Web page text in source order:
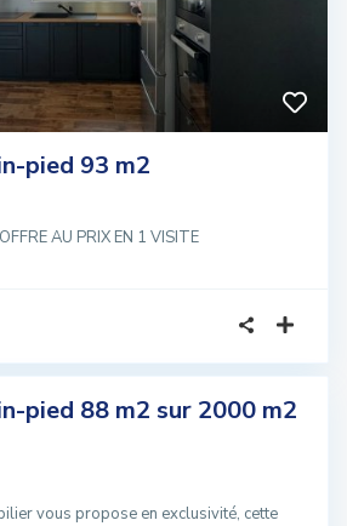
pied 93 m2
AU PRIX EN 1 VISITE
pied 88 m2 sur 2000 m2
vous propose en exclusivité, cette